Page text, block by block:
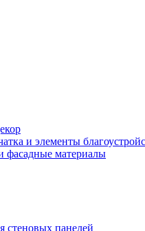
и элементы
фасадные материалы
стеновых панелей